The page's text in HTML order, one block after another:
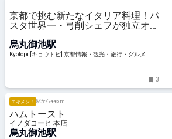
京都で挑む新たなイタリア料理！パ
スタ世界一・弓削シェフが独立オー
烏丸御池駅
Kyotopi [キョウトピ] 京都情報・観光・旅行・グルメ
3
エキメシ！ 駅から445 m
ハムトースト
イノダコーヒ 本店
烏丸御池駅